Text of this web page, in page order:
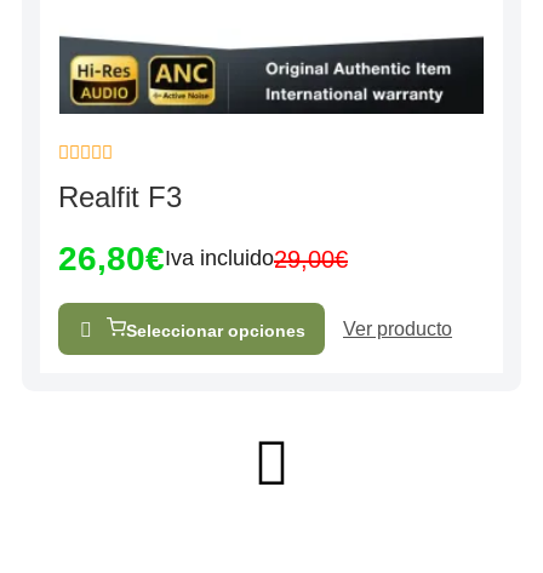
con
5
Realfit F3
29,00€
26,80€Iva incluido
Seleccionar opciones Ver producto